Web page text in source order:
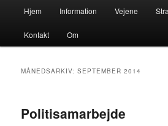
Hjem Information Vejene
Kontakt Om
MÅNEDSARKIV:SEPTEMBER 2014
Politisamarbejde